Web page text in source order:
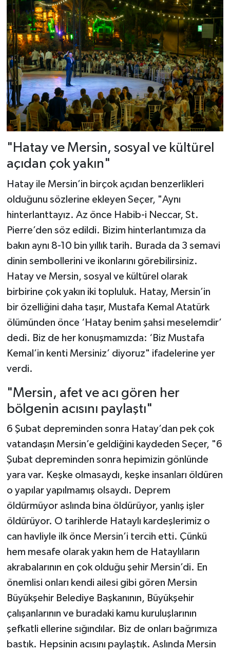
"Hatay ve Mersin, sosyal ve kültürel
açıdan çok yakın"
Hatay ile Mersin’in birçok açıdan benzerlikleri
olduğunu sözlerine ekleyen Seçer, "Aynı
hinterlanttayız. Az önce Habib-i Neccar, St.
Pierre’den söz edildi. Bizim hinterlantımıza da
bakın aynı 8-10 bin yıllık tarih. Burada da 3 semavi
dinin sembollerini ve ikonlarını görebilirsiniz.
Hatay ve Mersin, sosyal ve kültürel olarak
birbirine çok yakın iki topluluk. Hatay, Mersin’in
bir özelliğini daha taşır, Mustafa Kemal Atatürk
ölümünden önce ‘Hatay benim şahsi meselemdir’
dedi. Biz de her konuşmamızda: ‘Biz Mustafa
Kemal’in kenti Mersiniz’ diyoruz" ifadelerine yer
verdi.
"Mersin, afet ve acı gören her
bölgenin acısını paylaştı"
6 Şubat depreminden sonra Hatay’dan pek çok
vatandaşın Mersin’e geldiğini kaydeden Seçer, "6
Şubat depreminden sonra hepimizin gönlünde
yara var. Keşke olmasaydı, keşke insanları öldüren
o yapılar yapılmamış olsaydı. Deprem
öldürmüyor aslında bina öldürüyor, yanlış işler
öldürüyor. O tarihlerde Hataylı kardeşlerimiz o
can havliyle ilk önce Mersin’i tercih etti. Çünkü
hem mesafe olarak yakın hem de Hataylıların
akrabalarının en çok olduğu şehir Mersin’di. En
önemlisi onları kendi ailesi gibi gören Mersin
Büyükşehir Belediye Başkanının, Büyükşehir
çalışanlarının ve buradaki kamu kuruluşlarının
şefkatli ellerine sığındılar. Biz de onları bağrımıza
bastık. Hepsinin acısını paylaştık. Aslında Mersin